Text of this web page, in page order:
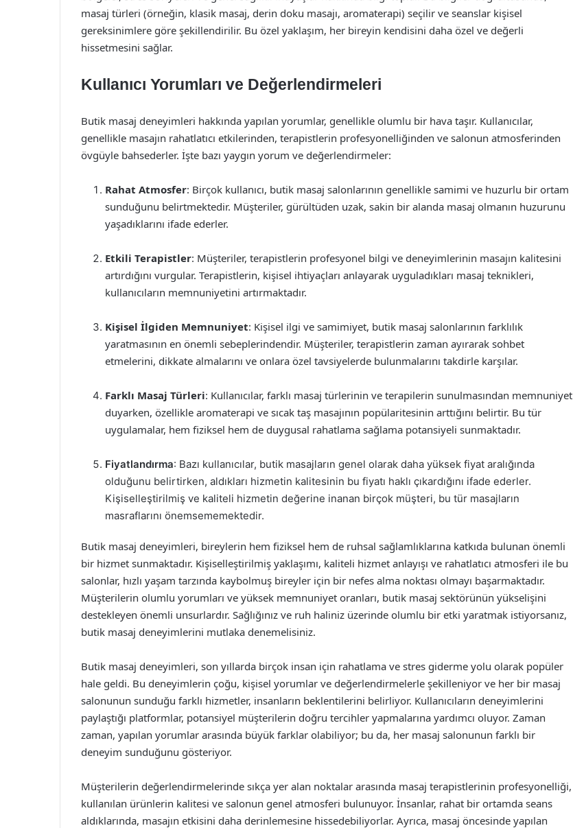
masaj türleri (örneğin, klasik masaj, derin doku masajı, aromaterapi) seçilir ve seanslar kişisel
gereksinimlere göre şekillendirilir. Bu özel yaklaşım, her bireyin kendisini daha özel ve değerli
hissetmesini sağlar.
Kullanıcı Yorumları ve Değerlendirmeleri
Butik masaj deneyimleri hakkında yapılan yorumlar, genellikle olumlu bir hava taşır. Kullanıcılar,
genellikle masajın rahatlatıcı etkilerinden, terapistlerin profesyonelliğinden ve salonun atmosferinden
övgüyle bahsederler. İşte bazı yaygın yorum ve değerlendirmeler:
Rahat Atmosfer: Birçok kullanıcı, butik masaj salonlarının genellikle samimi ve huzurlu bir ortam
sunduğunu belirtmektedir. Müşteriler, gürültüden uzak, sakin bir alanda masaj olmanın huzurunu
yaşadıklarını ifade ederler.
Etkili Terapistler: Müşteriler, terapistlerin profesyonel bilgi ve deneyimlerinin masajın kalitesini
artırdığını vurgular. Terapistlerin, kişisel ihtiyaçları anlayarak uyguladıkları masaj teknikleri,
kullanıcıların memnuniyetini artırmaktadır.
Kişisel İlgiden Memnuniyet: Kişisel ilgi ve samimiyet, butik masaj salonlarının farklılık
yaratmasının en önemli sebeplerindendir. Müşteriler, terapistlerin zaman ayırarak sohbet
etmelerini, dikkate almalarını ve onlara özel tavsiyelerde bulunmalarını takdirle karşılar.
Farklı Masaj Türleri: Kullanıcılar, farklı masaj türlerinin ve terapilerin sunulmasından memnuniyet
duyarken, özellikle aromaterapi ve sıcak taş masajının popülaritesinin arttığını belirtir. Bu tür
uygulamalar, hem fiziksel hem de duygusal rahatlama sağlama potansiyeli sunmaktadır.
Fiyatlandırma: Bazı kullanıcılar, butik masajların genel olarak daha yüksek fiyat aralığında
olduğunu belirtirken, aldıkları hizmetin kalitesinin bu fiyatı haklı çıkardığını ifade ederler.
Kişiselleştirilmiş ve kaliteli hizmetin değerine inanan birçok müşteri, bu tür masajların
masraflarını önemsememektedir.
Butik masaj deneyimleri, bireylerin hem fiziksel hem de ruhsal sağlamlıklarına katkıda bulunan önemli
bir hizmet sunmaktadır. Kişiselleştirilmiş yaklaşımı, kaliteli hizmet anlayışı ve rahatlatıcı atmosferi ile bu
salonlar, hızlı yaşam tarzında kaybolmuş bireyler için bir nefes alma noktası olmayı başarmaktadır.
Müşterilerin olumlu yorumları ve yüksek memnuniyet oranları, butik masaj sektörünün yükselişini
destekleyen önemli unsurlardır. Sağlığınız ve ruh haliniz üzerinde olumlu bir etki yaratmak istiyorsanız,
butik masaj deneyimlerini mutlaka denemelisiniz.
Butik masaj deneyimleri, son yıllarda birçok insan için rahatlama ve stres giderme yolu olarak popüler
hale geldi. Bu deneyimlerin çoğu, kişisel yorumlar ve değerlendirmelerle şekilleniyor ve her bir masaj
salonunun sunduğu farklı hizmetler, insanların beklentilerini belirliyor. Kullanıcıların deneyimlerini
paylaştığı platformlar, potansiyel müşterilerin doğru tercihler yapmalarına yardımcı oluyor. Zaman
zaman, yapılan yorumlar arasında büyük farklar olabiliyor; bu da, her masaj salonunun farklı bir
deneyim sunduğunu gösteriyor.
Müşterilerin değerlendirmelerinde sıkça yer alan noktalar arasında masaj terapistlerinin profesyonelliği,
kullanılan ürünlerin kalitesi ve salonun genel atmosferi bulunuyor. İnsanlar, rahat bir ortamda seans
aldıklarında, masajın etkisini daha derinlemesine hissedebiliyorlar. Ayrıca, masaj öncesinde yapılan